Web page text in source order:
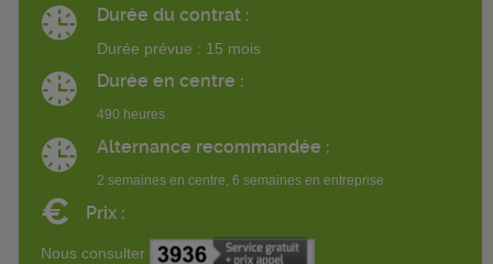
Durée du contrat :
Durée prévue : 15 mois
Durée en centre :
490 heures
Alternance recommandée :
2 semaines en centre, 6 semaines en entreprise
€ Prix :
Nous consulter